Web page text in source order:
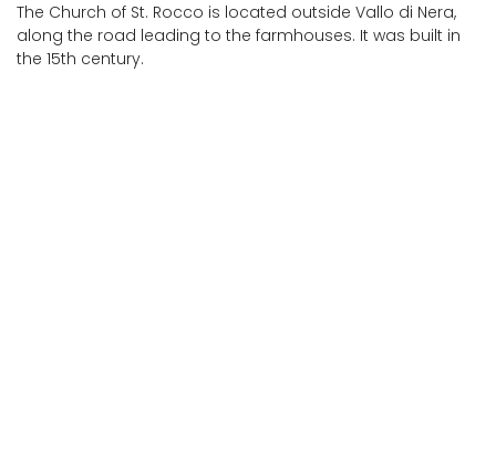
The Church of St. Rocco is located outside Vallo di Nera,
along the road leading to the farmhouses. It was built in
the 15th century.